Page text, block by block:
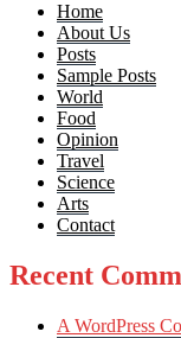
Home
About Us
Posts
Sample Posts
World
Food
Opinion
Travel
Science
Arts
Contact
Recent
A WordPress